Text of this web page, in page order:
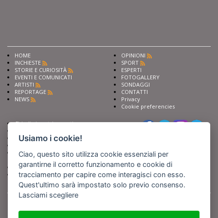
HOME
INCHIESTE
STORIE E CURIOSITÀ
EVENTI E COMUNICATI
ARTISTI
REPORTAGE
NEWS
OPINIONI
SPORT
ESPERTI
FOTOGALLERY
SONDAGGI
CONTATTI
Privacy
Cookie preferencies
Chiedi ai nostri esperti
Fai pubblicità con noi
Iscriviti al nostro corso di
giornalismo
Compra i nostri libri
Entra in Barinedita Map
Copyright BARIREPORT s.a.s. All rights reserved - Tutte le fotografie recanti il
Usiamo i cookie!
Ciao, questo sito utilizza cookie essenziali per
garantirne il corretto funzionamento e cookie di
tracciamento per capire come interagisci con esso.
Quest'ultimo sarà impostato solo previo consenso.
Lasciami scegliere